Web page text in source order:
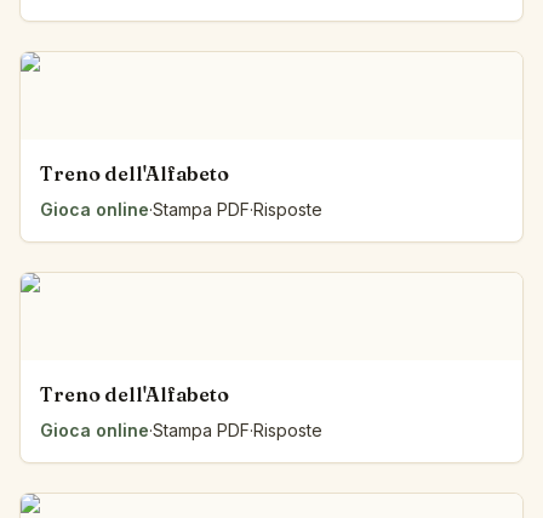
Treno dell'Alfabeto
Gioca online·Stampa PDF·Risposte
Treno dell'Alfabeto
Gioca online·Stampa PDF·Risposte